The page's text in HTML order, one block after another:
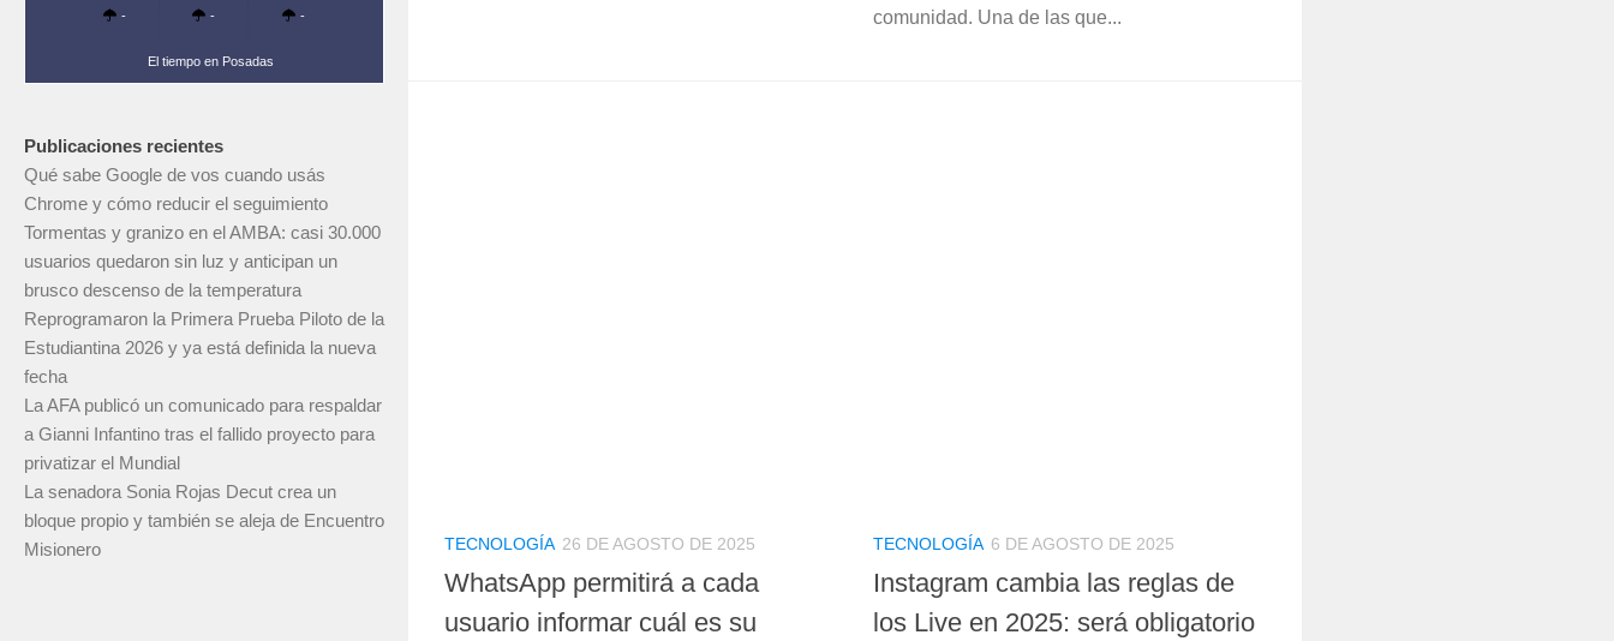
comunidad. Una de las que...
TECNOLOGÍA 26 DE AGOSTO DE 2025
WhatsApp permitirá a cada
usuario informar cuál es su
TECNOLOGÍA 6 DE AGOSTO DE 2025
Instagram cambia las reglas de
los Live en 2025: será obligatorio
- - -
El tiempo en Posadas
Publicaciones recientes
Qué sabe Google de vos cuando usás
Chrome y cómo reducir el seguimiento
Tormentas y granizo en el AMBA: casi 30.000
usuarios quedaron sin luz y anticipan un
brusco descenso de la temperatura
Reprogramaron la Primera Prueba Piloto de la
Estudiantina 2026 y ya está definida la nueva
fecha
La AFA publicó un comunicado para respaldar
a Gianni Infantino tras el fallido proyecto para
privatizar el Mundial
La senadora Sonia Rojas Decut crea un
bloque propio y también se aleja de Encuentro
Misionero